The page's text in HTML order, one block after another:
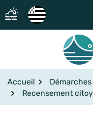
Aller
au
contenu
Accueil Démarches
Recensement